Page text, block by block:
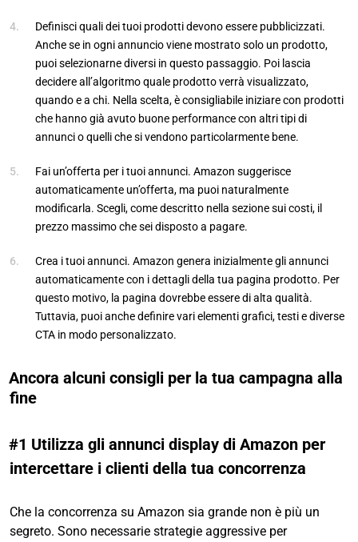
Definisci quali dei tuoi prodotti devono essere pubblicizzati.
Anche se in ogni annuncio viene mostrato solo un prodotto,
puoi selezionarne diversi in questo passaggio. Poi lascia
decidere all’algoritmo quale prodotto verrà visualizzato,
quando e a chi. Nella scelta, è consigliabile iniziare con prodotti
che hanno già avuto buone performance con altri tipi di
annunci o quelli che si vendono particolarmente bene.
Fai un’offerta per i tuoi annunci. Amazon suggerisce
automaticamente un’offerta, ma puoi naturalmente
modificarla. Scegli, come descritto nella sezione sui costi, il
prezzo massimo che sei disposto a pagare.
Crea i tuoi annunci. Amazon genera inizialmente gli annunci
automaticamente con i dettagli della tua pagina prodotto. Per
questo motivo, la pagina dovrebbe essere di alta qualità.
Tuttavia, puoi anche definire vari elementi grafici, testi e diverse
CTA in modo personalizzato.
Ancora alcuni consigli per la tua campagna alla
fine
#1 Utilizza gli annunci display di Amazon per
intercettare i clienti della tua concorrenza
Che la concorrenza su Amazon sia grande non è più un
segreto. Sono necessarie strategie aggressive per